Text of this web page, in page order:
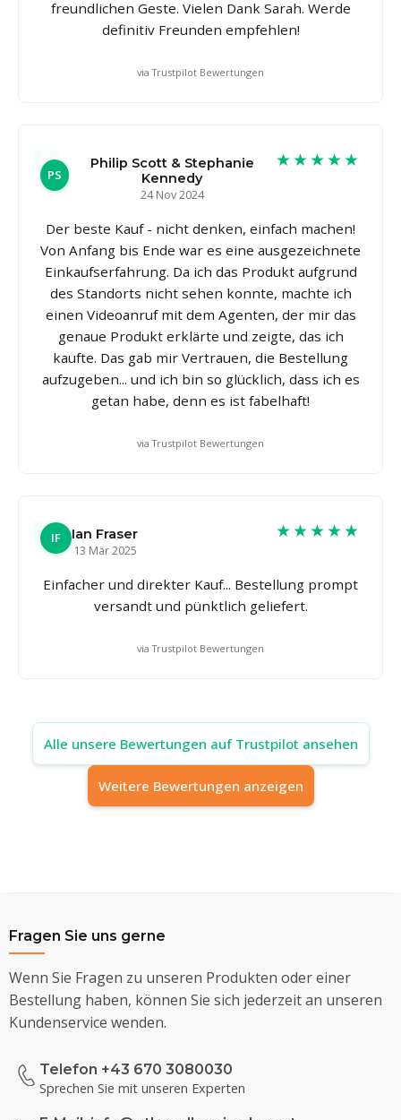
freundlichen Geste. Vielen Dank Sarah. Werde
definitiv Freunden empfehlen!
via Trustpilot Bewertungen
PS
Philip Scott & Stephanie
Kennedy
24 Nov 2024
★★★★★
Der beste Kauf - nicht denken, einfach machen!
Von Anfang bis Ende war es eine ausgezeichnete
Einkaufserfahrung. Da ich das Produkt aufgrund
des Standorts nicht sehen konnte, machte ich
einen Videoanruf mit dem Agenten, der mir das
genaue Produkt erklärte und zeigte, das ich
kaufte. Das gab mir Vertrauen, die Bestellung
aufzugeben... und ich bin so glücklich, dass ich es
getan habe, denn es ist fabelhaft!
via Trustpilot Bewertungen
IF
Ian Fraser
13 Mär 2025
★★★★★
Einfacher und direkter Kauf... Bestellung prompt
versandt und pünktlich geliefert.
via Trustpilot Bewertungen
Alle unsere Bewertungen auf Trustpilot ansehen
Weitere Bewertungen anzeigen
Fragen Sie uns gerne
Wenn Sie Fragen zu unseren Produkten oder einer
Bestellung haben, können Sie sich jederzeit an unseren
Kundenservice wenden.
Telefon +43 670 3080030
Sprechen Sie mit unseren Experten